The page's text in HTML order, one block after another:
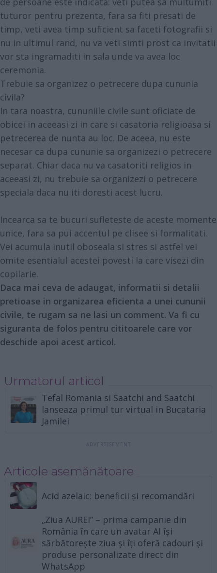
tuturor pentru prezenta, fara sa fiti presati de
timp, veti avea timp suficient sa faceti fotografii si
nu in ultimul rand, nu va veti simti prost ca invitatii
vor sta ingramaditi in sala unde va avea loc
ceremonia.
Trebuie sa organizez o petrecere dupa cununia
civila?
In tara noastra, cununiile civile sunt oficiate de
obicei in aceeasi zi in care si casatoria religioasa si
petrecerea de nunta au loc. De aceea, nu este
necesar ca dupa cununie sa organizezi o petrecere
separat. Chiar daca nu va casatoriti religios in
aceeasi zi, nu trebuie sa organizezi o petrecere
speciala daca nu iti doresti acest lucru.
Incearca sa te bucuri sufleteste de aceste momente
unice, fara sa pui accentul pe clisee si formalitati.
Vei acumula inutil oboseala si stres si astfel vei
omite esentialul acestei povesti la care visezi din
copilarie.
Daca mai ceva de adaugat, informatii si detalii
pretioase in organizarea eficienta a unei cununii
civile, te rugam sa ne lasi un comment. Va fi cu
siguranta de folos pentru cititoarele care vor
deschide apoi acest articol.
Urmatorul articol
Tefal Romania si Saatchi and Saatchi
lanseaza primul tur virtual in Bucataria
Jamilei
Articole asemănătoare
Acid azelaic: beneficii și recomandări
„Ziua AUREI” – prima campanie din
România în care un avatar AI își
sărbătorește ziua și îți oferă cadouri și
produse personalizate direct din
WhatsApp